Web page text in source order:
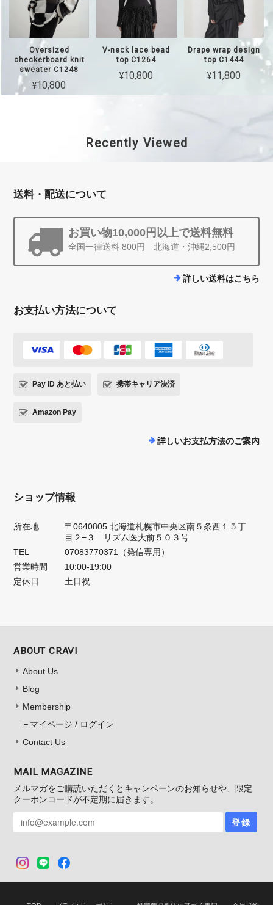
Oversized
checkerboard knit
sweater C1248
¥10,800
V-neck lace bead
top C1264
¥10,800
Drape wrap design
top C1444
¥11,800
Recently Viewed
送料・配送について
お買い物10,000円以上で送料無料
全国一律送料 800円 北海道・沖縄2,500円
詳しい送料はこちら
お支払い方法について
Pay ID あと払い 携帯キャリア決済
Amazon Pay
詳しいお支払方法のご案内
ショップ情報
所在地
〒0640805 北海道札幌市中央区南５条西１５丁
目２−３ リズム医大前５０３号
TEL
07083770371（発信専用）
営業時間
10:00-19:00
定休日
土日祝
ABOUT CRAVI
About Us
Blog
Membership
マイページ / ログイン
Contact Us
MAIL MAGAZINE
メルマガをご購読いただくとキャンペーンのお知らせや、限定
クーポンコードが不定期に届きます。
登録